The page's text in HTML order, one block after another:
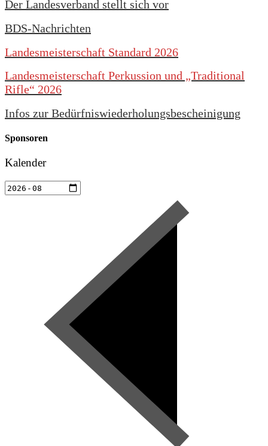
Der Landesverband stellt sich vor
BDS-Nachrichten
Landesmeisterschaft Standard 2026
Landesmeisterschaft Perkussion und „Traditional
Rifle“ 2026
Infos zur Bedürfniswiederholungsbescheinigung
Sponsoren
Kalender